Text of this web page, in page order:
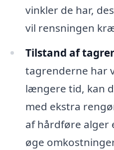
vinkler de har,
vil rensningen
Tilstand af
tagrenderne har
længere tid, kan
med ekstra
af hårdføre alger
øge